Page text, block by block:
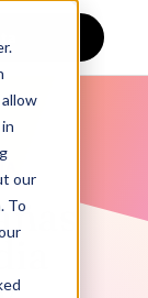
our
To